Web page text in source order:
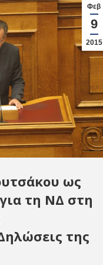
Φεβ
9
2015
ως
τη ΝΔ στη
της